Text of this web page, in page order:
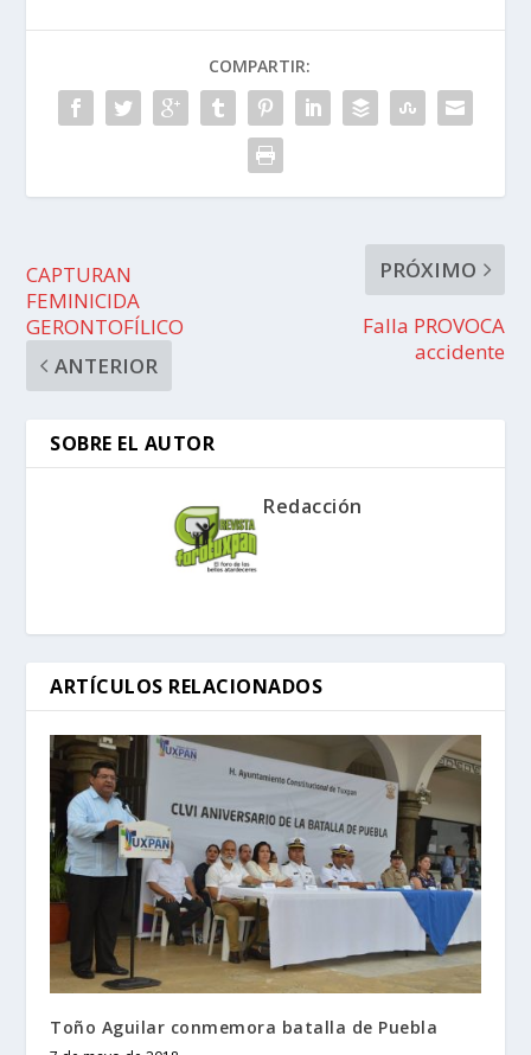
COMPARTIR:
CAPTURAN
FEMINICIDA
GERONTOFÍLICO
ANTERIOR
PRÓXIMO
Falla PROVOCA
accidente
SOBRE EL AUTOR
Redacción
ARTÍCULOS RELACIONADOS
Toño Aguilar conmemora batalla de Puebla